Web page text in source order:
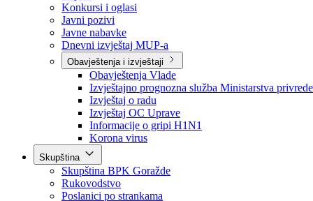
Sve vijesti
Izdvojeno
Najave
Konkursi i oglasi
Javni pozivi
Javne nabavke
Dnevni izvještaj MUP-a
Obavještenja i izvještaji
Obavještenja Vlade
Izvještajno prognozna služba Ministarstva privrede
Izvještaj o radu
Izvještaj OC Uprave
Informacije o gripi H1N1
Korona virus
Skupština